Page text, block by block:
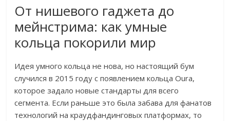
От нишевого гаджета до
мейнстрима: как умные
кольца покорили мир
Идея умного кольца не нова, но настоящий бум
случился в 2015 году с появлением кольца Oura,
которое задало новые стандарты для всего
сегмента. Если раньше это была забава для фанатов
технологий на краудфандинговых платформах, то